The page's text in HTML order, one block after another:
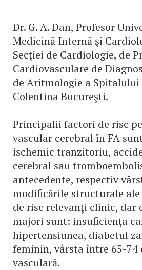
Dr. G. A. Dan, Profesor
Medicină Internă şi
Secţiei de Cardiologie, de
Cardiovasculare de
de Aritmologie a
Colentina Bucureşti.
Principalii factori de risc
vascular cerebral în FA
ischemic tranzitoriu,
cerebral sau
antecedente, respectiv
modificările structurale
de risc relevanţi clinic, dar
majori sunt: insuficienţa
hipertensiunea, diabetul
feminin, vârsta între 65-74
vasculară.